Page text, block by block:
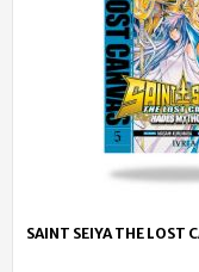
SAINT SEIYA THE LOST